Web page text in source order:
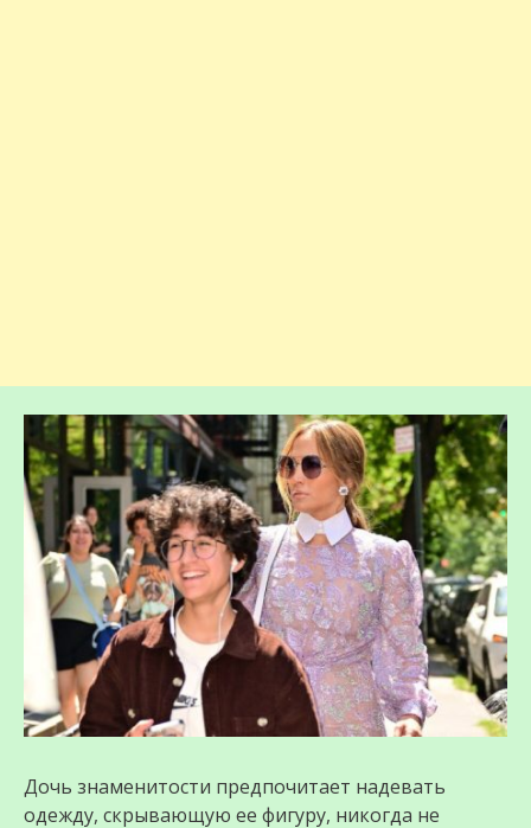
Дочь знаменитости предпочитает надевать
одежду, скрывающую ее фигуру, никогда не